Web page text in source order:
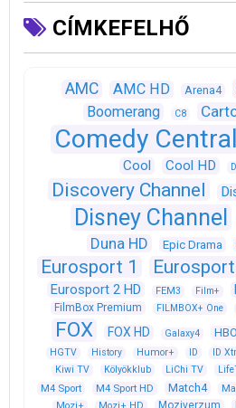
CÍMKEFELHŐ
AMC AMC HD Arena4
Boomerang C8
Comedy Central
Cool Cool HD
Discovery Channel
Disney Channel
Duna HD
Epic Drama
Eurosport 1
Eurosport 2 HD
FEM3 Film+
FilmBox Premium FILMBOX+ One
FOX FOX HD Galaxy4 HBO
HGTV History Humor+ ID ID
Kiwi TV
Kölyökklub LiChi TV
M4 Sport M4 Sport HD Match4